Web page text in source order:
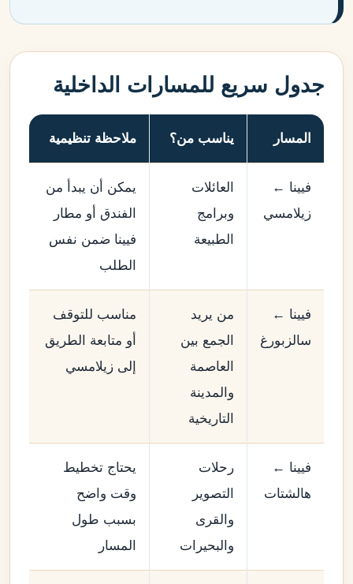
جدول سريع للمسارات الداخلية
المسار يناسب من؟ ملاحظة تنظيمية
فيينا ←
زيلامسي
العائلات
وبرامج
الطبيعة
يمكن أن يبدأ من
الفندق أو مطار
فيينا ضمن نفس
الطلب
فيينا ←
سالزبورغ
من يريد
الجمع بين
العاصمة
والمدينة
التاريخية
مناسب للتوقف
أو متابعة الطريق
إلى زيلامسي
فيينا ←
هالشتات
رحلات
التصوير
والقرى
والبحيرات
يحتاج تخطيط
وقت واضح
بسبب طول
المسار